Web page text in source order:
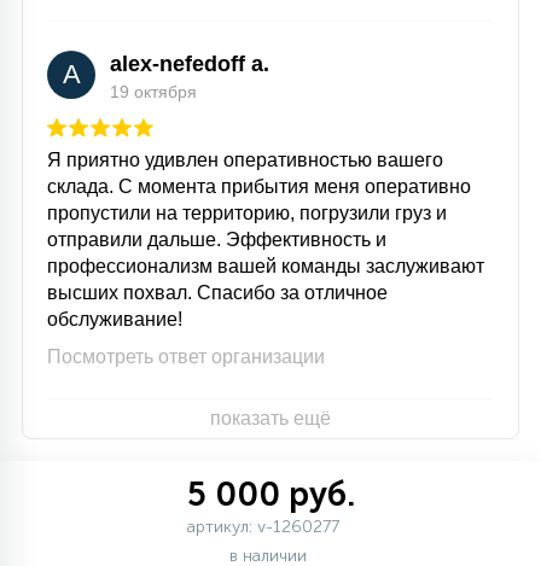
A alex-nefedoff a.
19 октября
Я приятно удивлен оперативностью вашего
склада. С момента прибытия меня оперативно
пропустили на территорию, погрузили груз и
отправили дальше. Эффективность и
профессионализм вашей команды заслуживают
высших похвал. Спасибо за отличное
обслуживание!
Посмотреть ответ организации
показать ещё
5 000 руб.
артикул: v-1260277
в наличии